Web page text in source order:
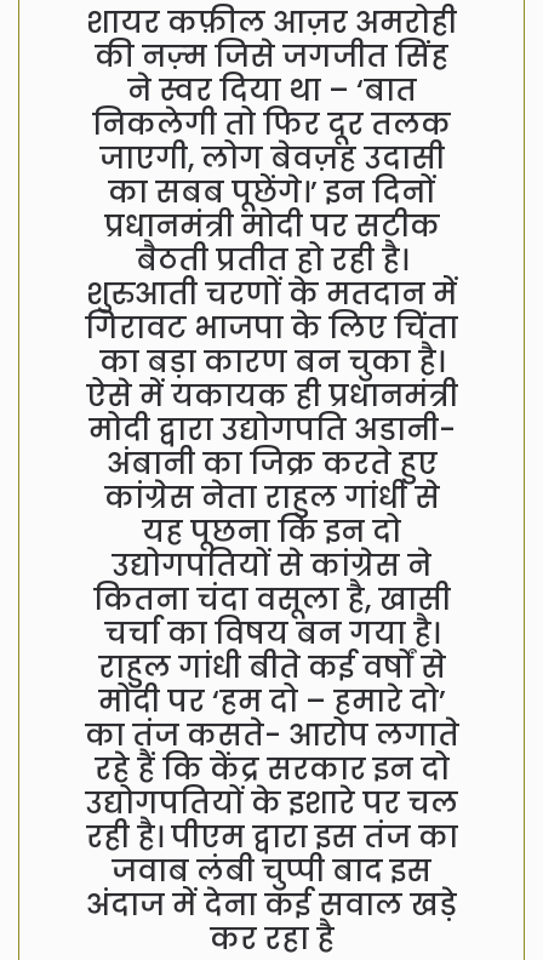
शायर कफ़ील आज़र अमरोही
की नज़्म जिसे जगजीत सिंह
ने स्वर दिया था – ‘बात
निकलेगी तो फिर दूर तलक
जाएगी, लोग बेवज़ह उदासी
का सबब पूछेंगे।’ इन दिनों
प्रधानमंत्री मोदी पर सटीक
बैठती प्रतीत हो रही है।
शुरुआती चरणों के मतदान में
गिरावट भाजपा के लिए चिंता
का बड़ा कारण बन चुका है।
ऐसे में यकायक ही प्रधानमंत्री
मोदी द्वारा उद्योगपति अडानी-
अंबानी का जिक्र करते हुए
कांग्रेस नेता राहुल गांधी से
यह पूछना कि इन दो
उद्योगपतियों से कांग्रेस ने
कितना चंदा वसूला है, खासी
चर्चा का विषय बन गया है।
राहुल गांधी बीते कई वर्षों से
मोदी पर ‘हम दो – हमारे दो’
का तंज कसते- आरोप लगाते
रहे हैं कि केंद्र सरकार इन दो
उद्योगपतियों के इशारे पर चल
रही है। पीएम द्वारा इस तंज का
जवाब लंबी चुप्पी बाद इस
अंदाज में देना कई सवाल खड़े
कर रहा है